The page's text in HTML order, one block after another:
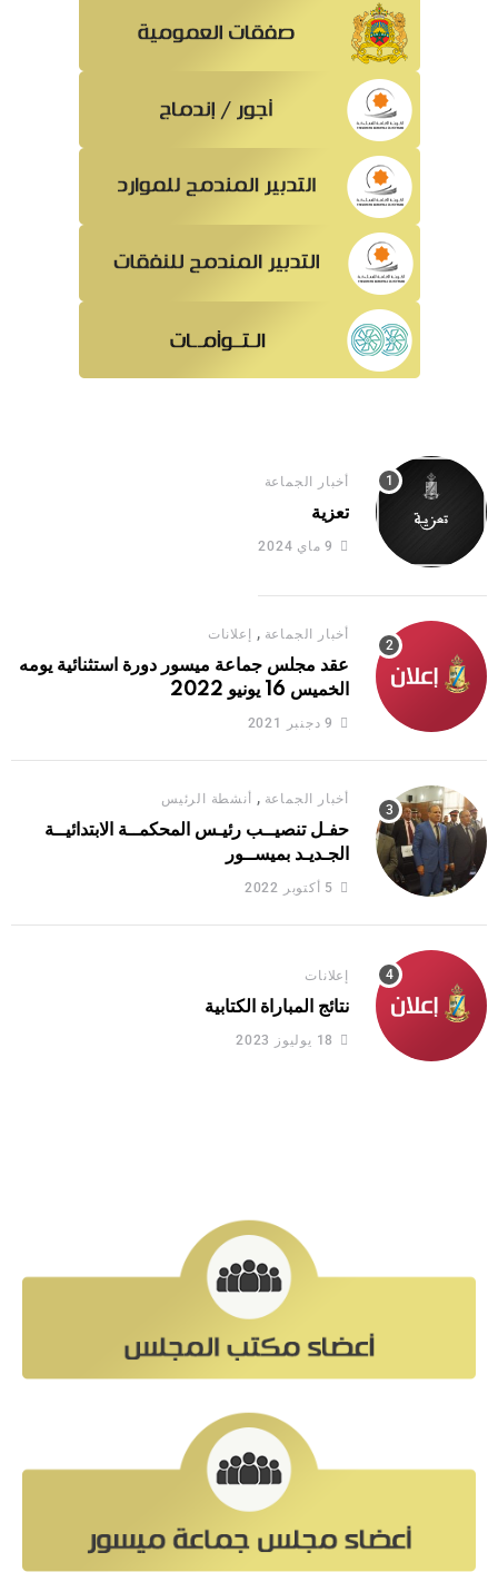
أخبار الجماعة
تعزية
9 ماي 2024
أخبار الجماعة , إعلانات
عقد مجلس جماعة ميسور دورة استثنائية يومه
الخميس 16 يونيو 2022
9 دجنبر 2021
أخبار الجماعة , أنشطة الرئيس
حفـل تنصيــب رئيـس المحكمــة الابتدائيــة
الجـديـد بميســور
5 أكتوبر 2022
إعلانات
نتائج المباراة الكتابية
18 يوليوز 2023